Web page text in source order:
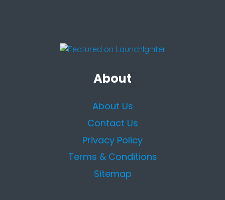
About
About Us
Contact Us
Privacy Policy
Terms & Conditions
Sitemap